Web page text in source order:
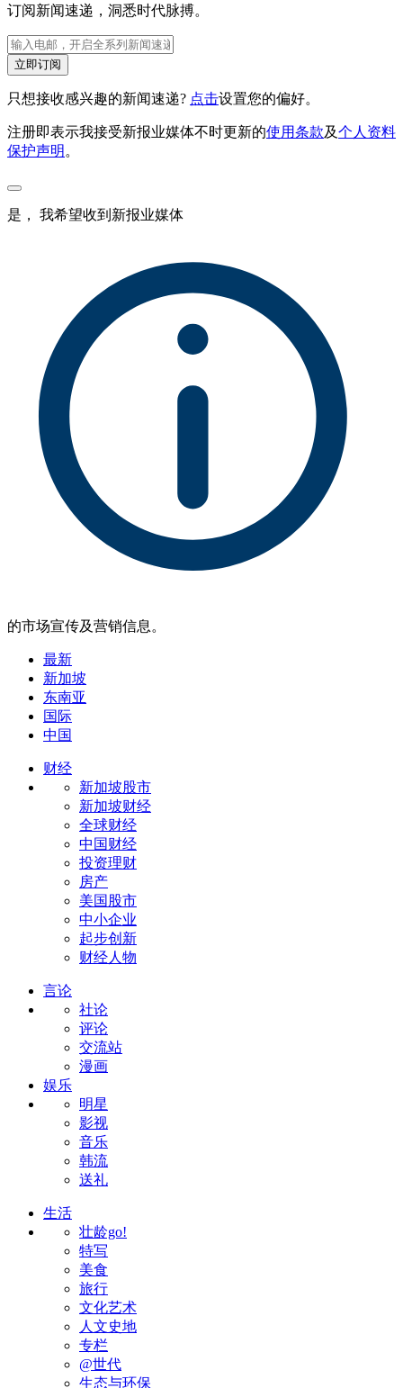
订阅新闻速递，洞悉时代脉搏。
立即订阅
只想接收感兴趣的新闻速递? 点击设置您的偏好。
注册即表示我接受新报业媒体不时更新的使用条款及个人资料
保护声明 。
是， 我希望收到新报业媒体
的市场宣传及营销信息。
最新
新加坡
东南亚
国际
中国
财经
新加坡股市
新加坡财经
全球财经
中国财经
投资理财
房产
美国股市
中小企业
起步创新
财经人物
言论
社论
评论
交流站
漫画
娱乐
明星
影视
音乐
韩流
送礼
生活
壮龄go!
特写
美食
旅行
文化艺术
人文史地
专栏
@世代
生态与环保